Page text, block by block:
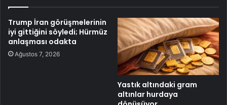
Trump İran görüşmelerinin
iyi gittiğini söyledi; Hürmüz
anlaşması odakta
Ağustos 7, 2026
Yastık altındaki gram
altınlar hurdaya